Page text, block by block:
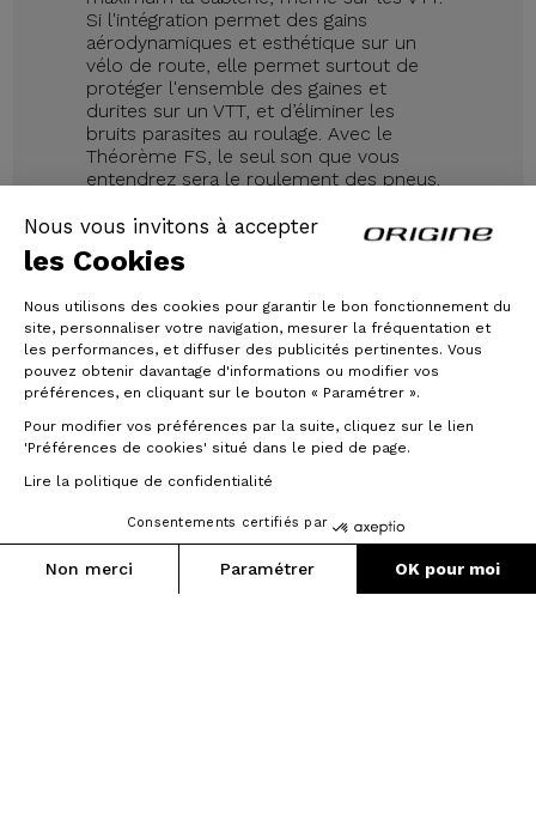
Nous vous invitons à accepter
les Cookies
Nous utilisons des cookies pour garantir le bon fonctionnement du
site, personnaliser votre navigation, mesurer la fréquentation et
les performances, et diffuser des publicités pertinentes. Vous
pouvez obtenir davantage d'informations ou modifier vos
préférences, en cliquant sur le bouton « Paramétrer ».
Pour modifier vos préférences par la suite, cliquez sur le lien
'Préférences de cookies' situé dans le pied de page.
Lire la politique de confidentialité
Consentements certifiés par
Non merci Paramétrer OK pour moi
Si l'intégration permet des gains
aérodynamiques et esthétique sur un
vélo de route, elle permet surtout de
protéger l'ensemble des gaines et
durites sur un VTT, et d’éliminer les
bruits parasites au roulage. Avec le
Théorème FS, le seul son que vous
entendrez sera le roulement des pneus.
Blocage de direction